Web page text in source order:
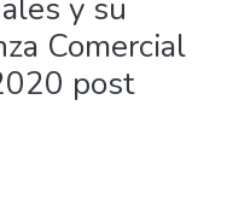
y su
Comercial
post